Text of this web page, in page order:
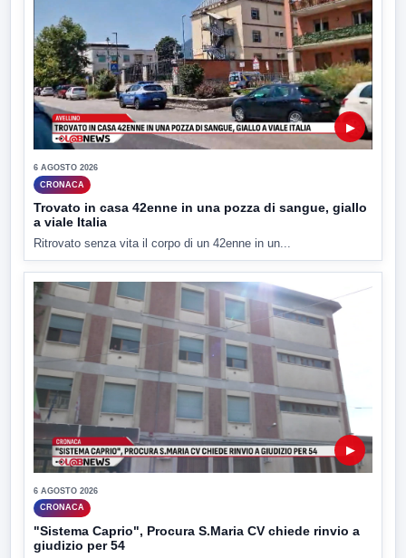
▶
6 AGOSTO 2026
CRONACA
Trovato in casa 42enne in una pozza di sangue, giallo
a viale Italia
Ritrovato senza vita il corpo di un 42enne in un...
▶
6 AGOSTO 2026
CRONACA
"Sistema Caprio", Procura S.Maria CV chiede rinvio a
giudizio per 54